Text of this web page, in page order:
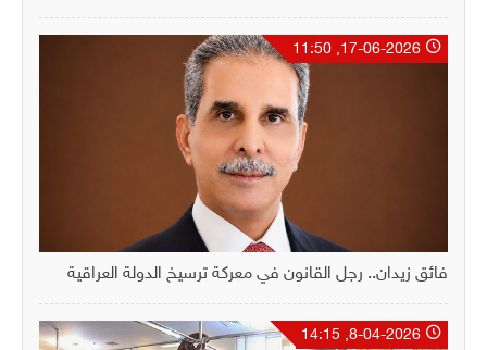
فائق زيدان.. رجل القانون في معركة ترسيخ الدولة العراقية